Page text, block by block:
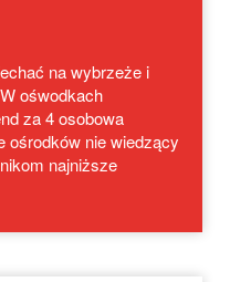
na wybrzeże i
ośwodkach
za 4 osobowa
ośrodków nie wiedzący
najniższe